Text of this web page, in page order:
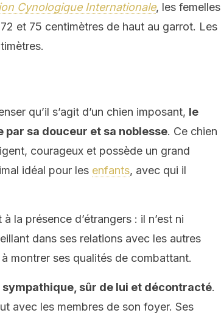
Cynologique Internationale, les femelles
et 75 centimètres de haut au garrot. Les
qu’il s’agit d’un chien imposant, le
sa douceur et sa noblesse. Ce chien
courageux et possède un grand
idéal pour les enfants, avec qui il
la présence d’étrangers : il n’est ni
dans ses relations avec les autres
montrer ses qualités de combattant.
sympathique, sûr de lui et décontracté.
avec les membres de son foyer. Ses